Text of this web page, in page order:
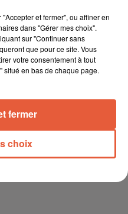
et fermer", ou affiner en
dans "Gérer mes choix".
sur "Continuer sans
que pour ce site. Vous
votre consentement à tout
situé en bas de chaque page.
choix
fermer